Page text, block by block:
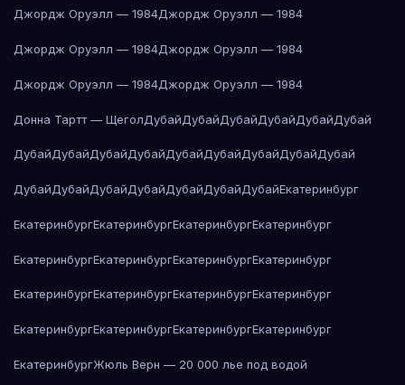
Джордж Оруэлл — 1984Джордж Оруэлл — 1984
Джордж Оруэлл — 1984Джордж Оруэлл — 1984
Джордж Оруэлл — 1984Джордж Оруэлл — 1984
Донна Тартт — ЩеголДубайДубайДубайДубайДубайДубай
ДубайДубайДубайДубайДубайДубайДубайДубайДубай
ДубайДубайДубайДубайДубайДубайДубайЕкатеринбург
ЕкатеринбургЕкатеринбургЕкатеринбургЕкатеринбург
ЕкатеринбургЕкатеринбургЕкатеринбургЕкатеринбург
ЕкатеринбургЕкатеринбургЕкатеринбургЕкатеринбург
ЕкатеринбургЕкатеринбургЕкатеринбургЕкатеринбург
ЕкатеринбургЖюль Верн — 20 000 лье под водой